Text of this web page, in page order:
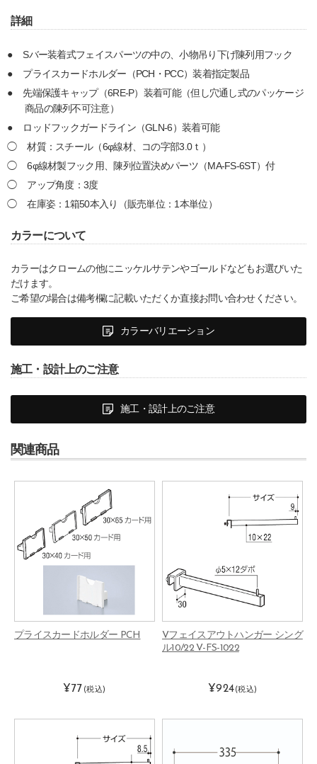
詳細
Sバー装着式フェイスパーツの中の、小物吊り下げ陳列用フック
プライスカードホルダー（PCH・PCC）装着指定製品
先端保護キャップ（6RE-P）装着可能（但し穴通し式のパッケージ
商品の陳列不可注意）
ロッドフックガードライン（GLN-6）装着可能
材質：スチール（6φ線材、コの字部3.0ｔ）
6φ線材製フック用、陳列位置決めパーツ（MA-FS-6ST）付
アップ角度：3度
在庫姿：1箱50本入り（販売単位：1本単位）
カラーについて
カラーはクロームの他にニッケルサテンやゴールドなどもお選びいた
だけます。
ご希望の場合は備考欄に記載いただくか直接お問い合わせください。
カラーバリエーション
施工・設計上のご注意
施工・設計上のご注意
関連商品
プライスカードホルダー PCH
¥77 (税込)
Vフェイスアウトハンガー シング
ル10/22 V-FS-1022
¥924(税込)